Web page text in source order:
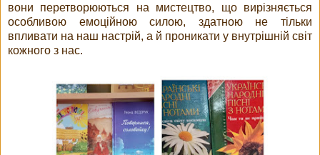
вони перетворюються на мистецтво, що вирізняється
особливою емоційною силою, здатною не тільки
впливати на наш настрій, а й проникати у внутрішній світ
кожного з нас.